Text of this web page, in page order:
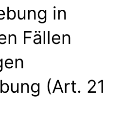
in
Fällen
(Art. 21